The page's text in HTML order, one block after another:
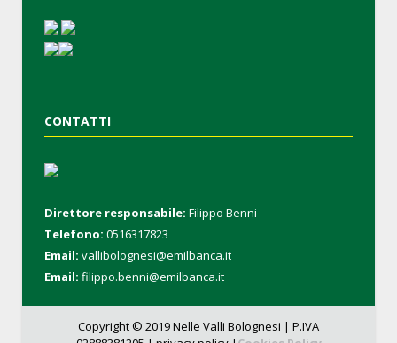
CONTATTI
Direttore responsabile: Filippo Benni
Telefono: 0516317823
Email: vallibolognesi@emilbanca.it
Email: filippo.benni@emilbanca.it
Copyright © 2019 Nelle Valli Bolognesi | P.IVA